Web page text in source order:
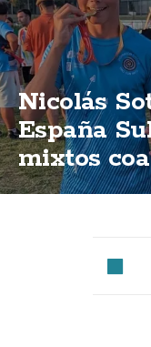
Nicolás
España
mixtos